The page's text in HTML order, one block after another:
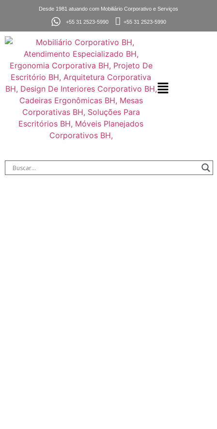
Desde 1981 atuando com Mobiliário Corporativo e Serviços
+55 31 2523-5990 +55 31 2523-5990